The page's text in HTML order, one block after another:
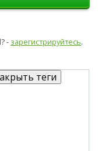
- зарегистрируйтесь.